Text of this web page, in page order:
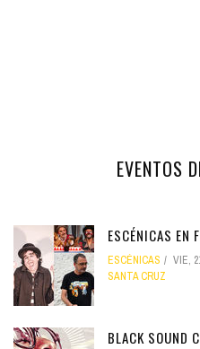
EVENTOS
ESCÉNICAS EN
ESCÉNICAS VIE,
SANTA CRUZ
BLACK SOUND